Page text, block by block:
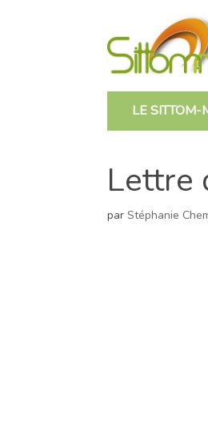
LE SITTOM-
Lettre
parStéphanie